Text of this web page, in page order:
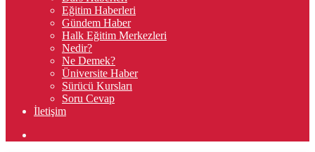
Eğitim Haberleri
Gündem Haber
Halk Eğitim Merkezleri
Nedir?
Ne Demek?
Üniversite Haber
Sürücü Kursları
Soru Cevap
İletişim